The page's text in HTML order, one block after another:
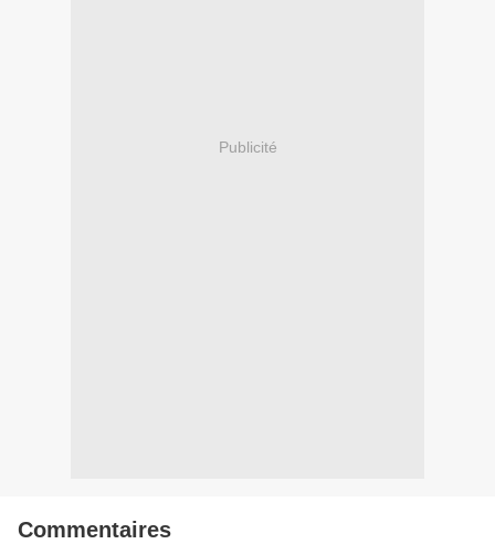
Publicité
Commentaires